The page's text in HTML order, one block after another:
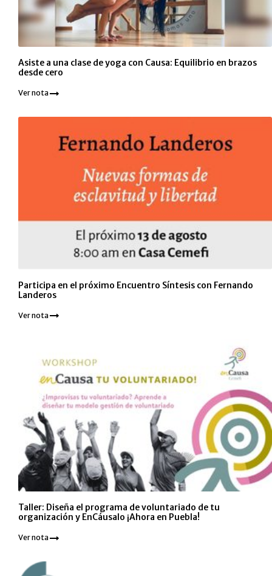
Asiste a una clase de yoga con Causa: Equilibrio en brazos
desde cero
Ver nota
Participa en el próximo Encuentro Síntesis con Fernando
Landeros
Ver nota
Taller: Diseña el programa de voluntariado de tu
organización y EnCáusalo ¡Ahora en Puebla!
Ver nota